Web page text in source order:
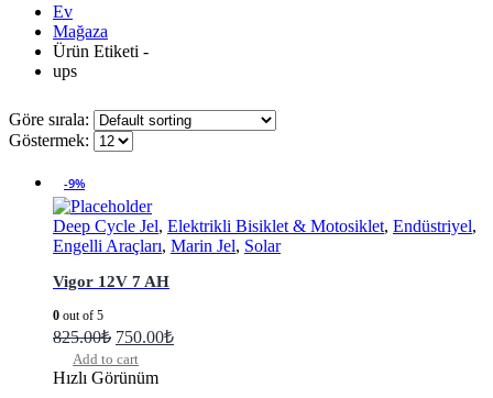
Ev
Mağaza
Ürün Etiketi -
ups
Göre sırala:
Göstermek:
-9%
Deep Cycle Jel, Elektrikli Bisiklet & Motosiklet, Endüstriyel,
Engelli Araçları, Marin Jel, Solar
Vigor 12V 7 AH
0 out of 5
825.00₺ 750.00₺
Add to cart
Hızlı Görünüm